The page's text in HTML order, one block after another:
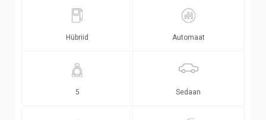
Hübriid Automaat
5 Sedaan